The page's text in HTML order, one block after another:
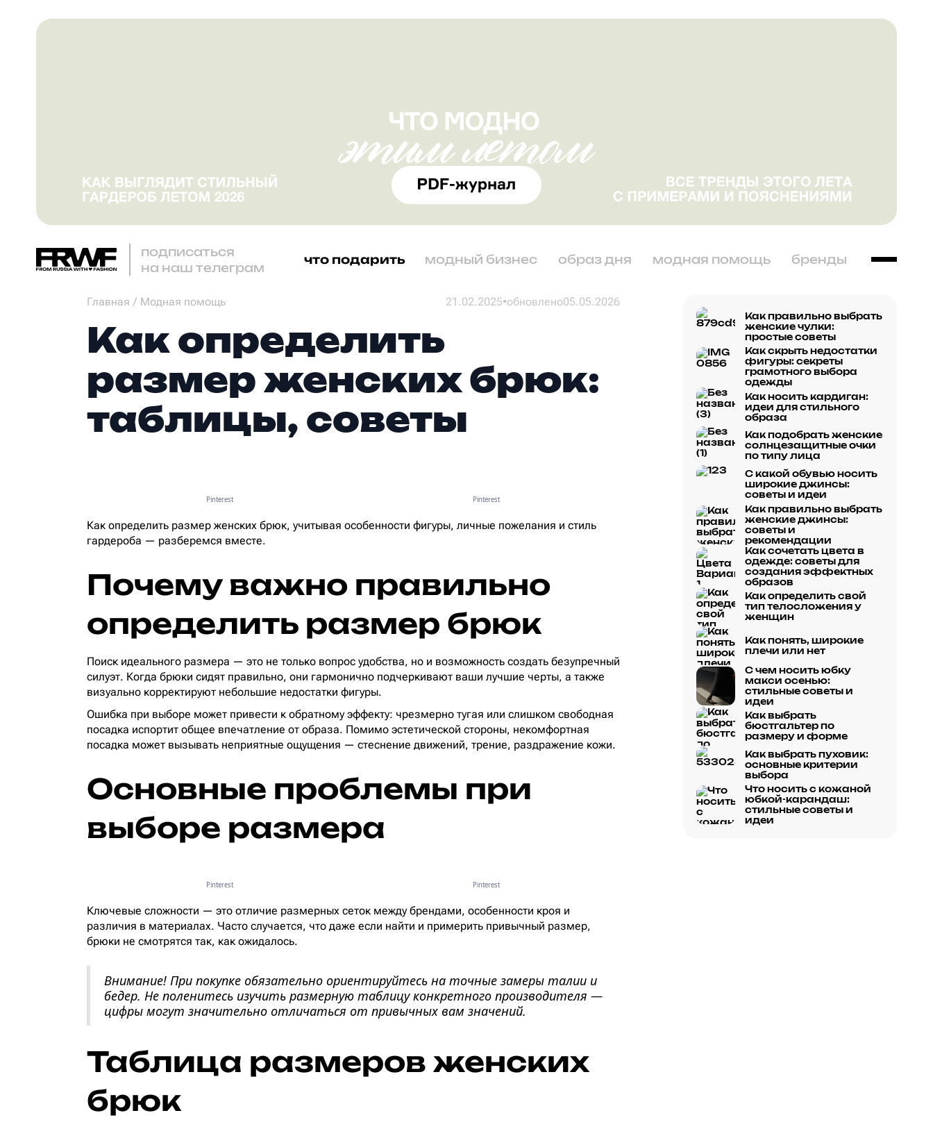
подписаться
на наш телеграм
что подарить модный бизнес образ дня модная помощь бренды
Главная / Модная помощь 21.02.2025•обновлено05.05.2026
Как определить
размер женских брюк:
таблицы, советы
Pinterest Pinterest
Как определить размер женских брюк, учитывая особенности фигуры, личные пожелания и стиль
гардероба — разберемся вместе.
Почему важно правильно
определить размер брюк
Поиск идеального размера — это не только вопрос удобства, но и возможность создать безупречный
силуэт. Когда брюки сидят правильно, они гармонично подчеркивают ваши лучшие черты, а также
визуально корректируют небольшие недостатки фигуры.
Ошибка при выборе может привести к обратному эффекту: чрезмерно тугая или слишком свободная
посадка испортит общее впечатление от образа. Помимо эстетической стороны, некомфортная
посадка может вызывать неприятные ощущения — стеснение движений, трение, раздражение кожи.
Основные проблемы при
выборе размера
Pinterest Pinterest
Ключевые сложности — это отличие размерных сеток между брендами, особенности кроя и
различия в материалах. Часто случается, что даже если найти и примерить привычный размер,
брюки не смотрятся так, как ожидалось.
Внимание! При покупке обязательно ориентируйтесь на точные замеры талии и
бедер. Не поленитесь изучить размерную таблицу конкретного производителя —
цифры могут значительно отличаться от привычных вам значений.
Таблица размеров женских
брюк
Как правильно выбрать
женские чулки:
простые советы
Как скрыть недостатки
фигуры: секреты
грамотного выбора
одежды
Как носить кардиган:
идеи для стильного
образа
Как подобрать женские
солнцезащитные очки
по типу лица
С какой обувью носить
широкие джинсы:
советы и идеи
Как правильно выбрать
женские джинсы:
советы и
рекомендации
Как сочетать цвета в
одежде: советы для
создания эффектных
образов
Как определить свой
тип телосложения у
женщин
Как понять, широкие
плечи или нет
С чем носить юбку
макси осенью:
стильные советы и
идеи
Как выбрать
бюстгальтер по
размеру и форме
Как выбрать пуховик:
основные критерии
выбора
Что носить с кожаной
юбкой-карандаш:
стильные советы и
идеи